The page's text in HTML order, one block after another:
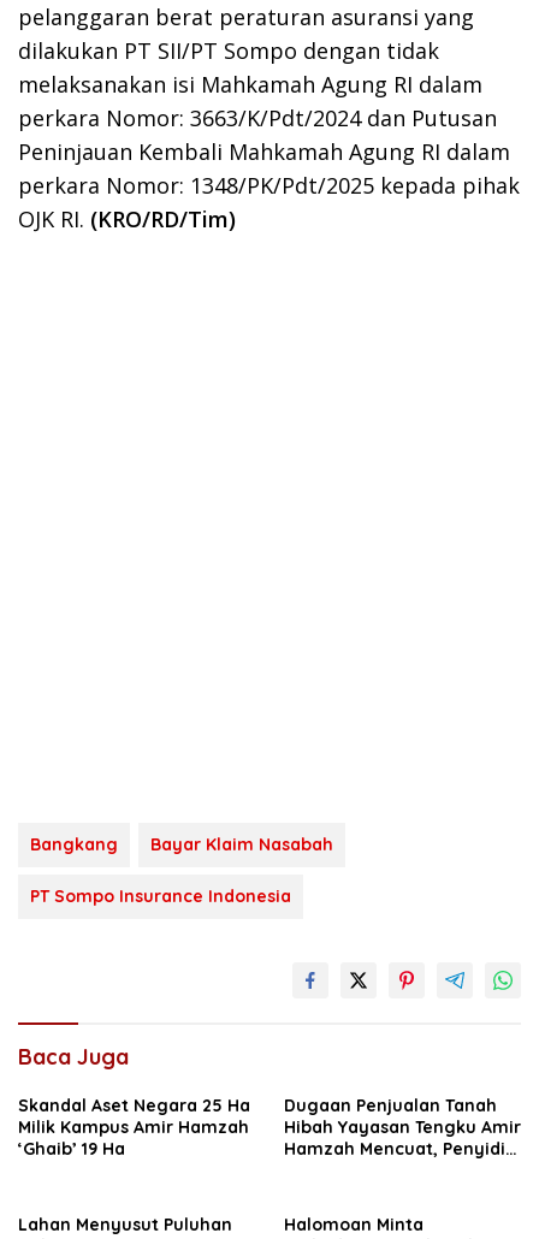
pelanggaran berat peraturan asuransi yang
dilakukan PT SII/PT Sompo dengan tidak
melaksanakan isi Mahkamah Agung RI dalam
perkara Nomor: 3663/K/Pdt/2024 dan Putusan
Peninjauan Kembali Mahkamah Agung RI dalam
perkara Nomor: 1348/PK/Pdt/2025 kepada pihak
OJK RI. (KRO/RD/Tim)
Bangkang Bayar Klaim Nasabah
PT Sompo Insurance Indonesia
Baca Juga
Skandal Aset Negara 25 Ha
Milik Kampus Amir Hamzah
‘Ghaib’ 19 Ha
Dugaan Penjualan Tanah
Hibah Yayasan Tengku Amir
Hamzah Mencuat, Penyidik
Lahan Menyusut Puluhan
Halomoan Minta